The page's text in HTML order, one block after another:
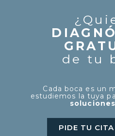
de tu
Cada boca es un
estudiemos la tuya
PIDE TU